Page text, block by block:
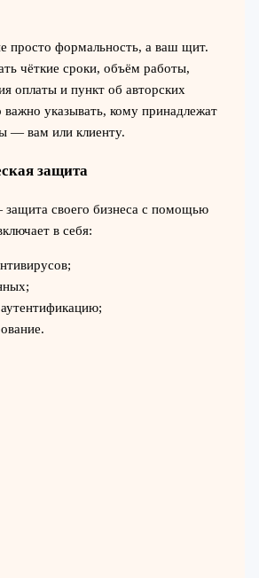
просто формальность, а ваш щит.
чёткие сроки, объём работы,
оплаты и пункт об авторских
указывать, кому принадлежат
— вам или клиенту.
защита
своего бизнеса с помощью
в себя: